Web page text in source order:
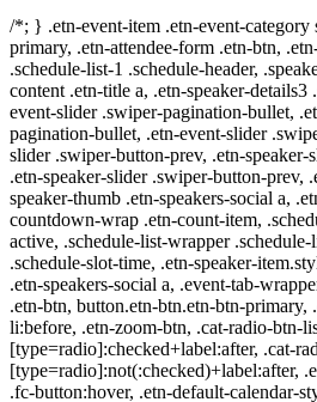
/*; } .etn-event-item .etn-event-category
primary, .etn-attendee-form .etn-btn,
.schedule-list-1 .schedule-header,
content .etn-title a, .etn-speaker-
event-slider .swiper-pagination-bullet,
pagination-bullet, .etn-event-slider
slider .swiper-button-prev, .etn-
.etn-speaker-slider .swiper-button-prev,
speaker-thumb .etn-speakers-social a,
countdown-wrap .etn-count-item,
active, .schedule-list-wrapper
.schedule-slot-time, .etn-speaker-
.etn-speakers-social a, .event-tab-
.etn-btn, button.etn-btn.etn-btn-primary,
li:before, .etn-zoom-btn, .cat-radio-btn-
[type=radio]:checked+label:after, .cat-
[type=radio]:not(:checked)+label:after,
.fc-button:hover, .etn-default-calendar-